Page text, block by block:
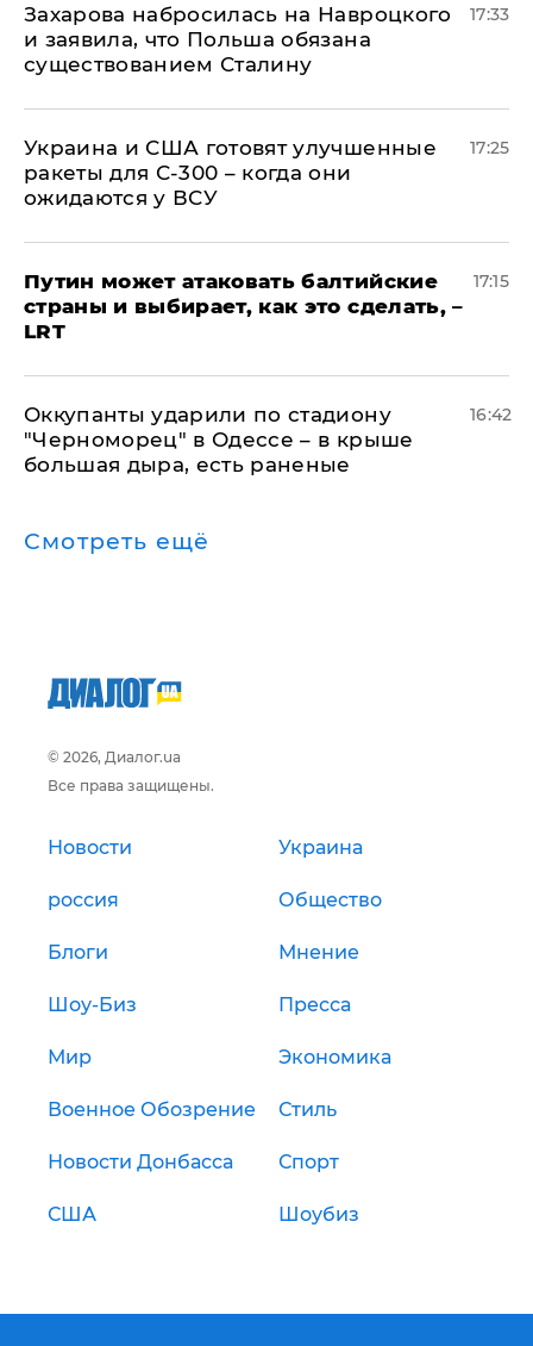
​Захарова набросилась на Навроцкого
и заявила, что Польша обязана
существованием Сталину
17:33
Украина и США готовят улучшенные
ракеты для С-300 – когда они
ожидаются у ВСУ
17:25
Путин может атаковать балтийские
страны и выбирает, как это сделать, –
LRT
17:15
Оккупанты ударили по стадиону
"Черноморец" в Одессе – в крыше
большая дыра, есть раненые
16:42
Смотреть ещё
© 2026, Диалог.ua
Все права защищены.
Новости Украина
россия Общество
Блоги Мнение
Шоу-Биз Пресса
Мир Экономика
Военное Обозрение Стиль
Новости Донбасса Спорт
США Шоубиз